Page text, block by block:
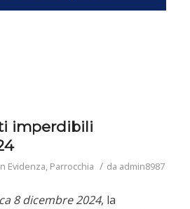
imperdibili
Evidenza, Parrocchia / da admin8987
8 dicembre 2024, la